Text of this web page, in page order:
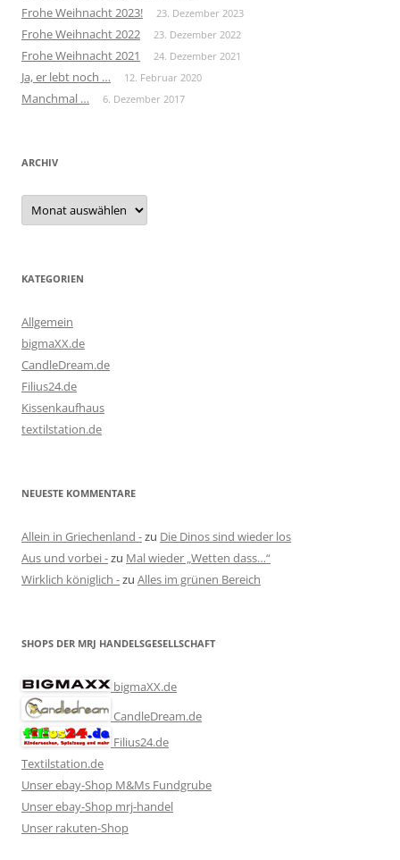
Frohe Weihnacht 2023! 23. Dezember 2023
Frohe Weihnacht 2022 23. Dezember 2022
Frohe Weihnacht 2021 24. Dezember 2021
Ja, er lebt noch … 12. Februar 2020
Manchmal … 6. Dezember 2017
ARCHIV
Archiv
KATEGORIEN
Allgemein
bigmaXX.de
CandleDream.de
Filius24.de
Kissenkaufhaus
textilstation.de
NEUESTE KOMMENTARE
Allein in Griechenland -zu Die Dinos sind wieder los
Aus und vorbei -zu Mal wieder „Wetten dass…“
Wirklich königlich -zu Alles im grünen Bereich
SHOPS DER MRJ HANDELSGESELLSCHAFT
bigmaXX.de
CandleDream.de
Filius24.de
Textilstation.de
Unser ebay-Shop M&Ms Fundgrube
Unser ebay-Shop mrj-handel
Unser rakuten-Shop